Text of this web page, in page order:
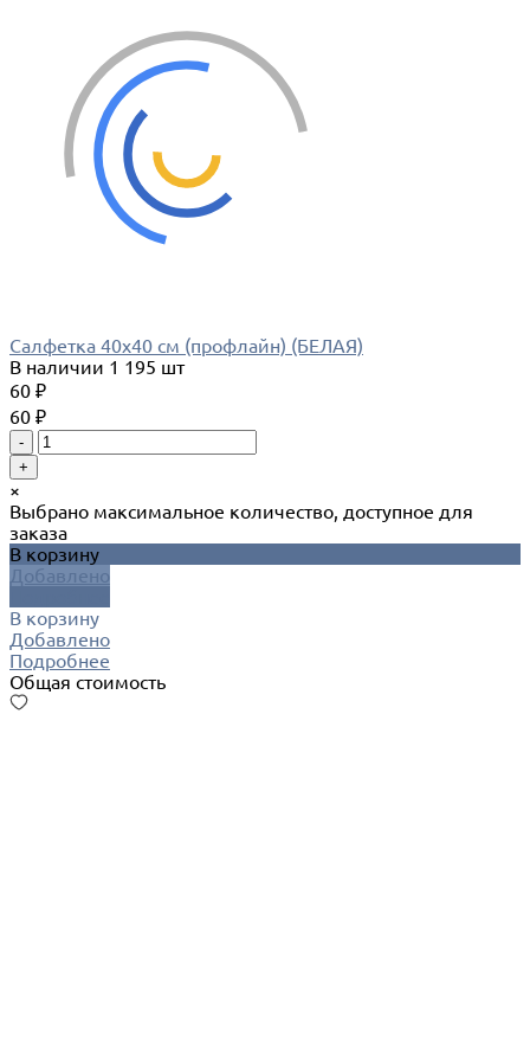
Салфетка 40х40 см (профлайн) (БЕЛАЯ)
В наличии 1 195 шт
60 ₽
60 ₽
-
+
×
Выбрано максимальное количество, доступное для
заказа
В корзину
Добавлено
В корзину
Добавлено
Подробнее
Общая стоимость